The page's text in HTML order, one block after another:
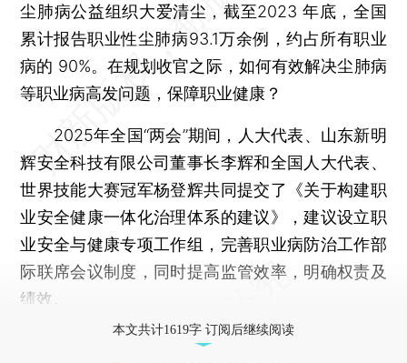
尘肺病公益组织大爱清尘，截至2023 年底，全国
累计报告职业性尘肺病93.1万余例，约占所有职业
病的 90%。在规划收官之际，如何有效解决尘肺病
等职业病高发问题，保障职业健康？
2025年全国“两会”期间，人大代表、山东新明
辉安全科技有限公司董事长李辉和全国人大代表、
世界技能大赛冠军杨登辉共同提交了《关于构建职
业安全健康一体化治理体系的建议》，建议设立职
业安全与健康专项工作组，完善职业病防治工作部
际联席会议制度，同时提高监管效率，明确权责及
绩效。
本文共计1619字 订阅后继续阅读